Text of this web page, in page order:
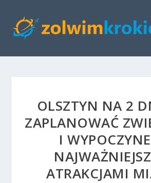
OLSZTYN NA 2
ZAPLANOWAĆ
I
ATRAKCJAMI